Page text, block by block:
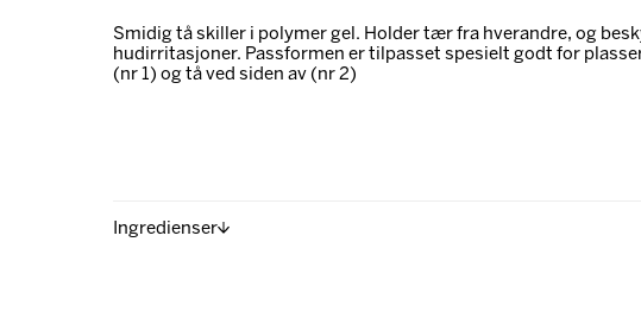
Smidig tå skiller i polymer gel. Holder tær fra hverandre, og
hudirritasjoner. Passformen er tilpasset spesielt godt for
(nr 1) og tå ved siden av (nr 2)
Ingredienser